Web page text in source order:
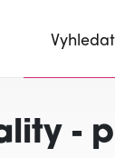
-